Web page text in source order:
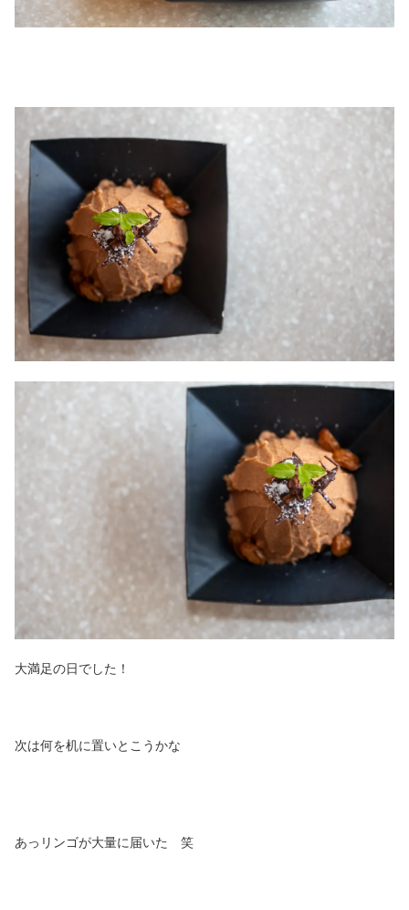
大満足の日でした！
次は何を机に置いとこうかな
あっリンゴが大量に届いた 笑